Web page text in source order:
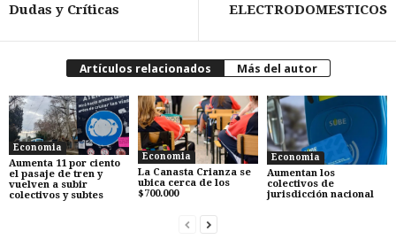
Dudas y Críticas
ELECTRODOMESTICOS
Artículos relacionados Más del autor
Economia
Aumenta 11 por ciento
el pasaje de tren y
vuelven a subir
colectivos y subtes
Economia
La Canasta Crianza se
ubica cerca de los
$700.000
Economia
Aumentan los
colectivos de
jurisdicción nacional